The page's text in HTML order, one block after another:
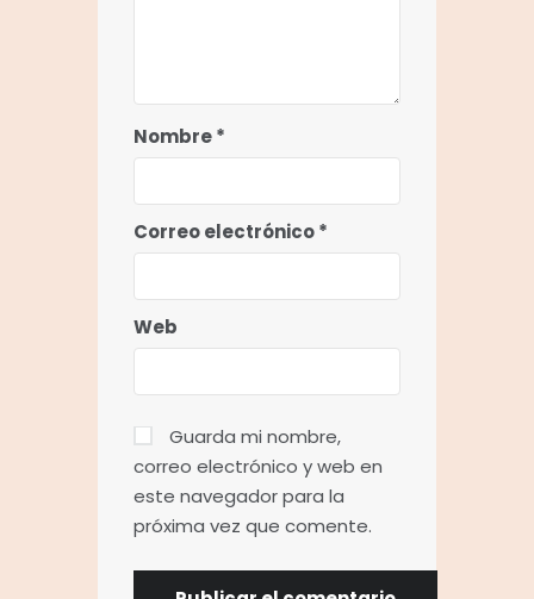
Nombre*
Correo electrónico*
Web
Guarda mi nombre,
correo electrónico y web en
este navegador para la
próxima vez que comente.